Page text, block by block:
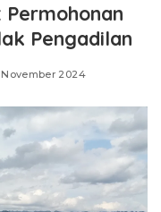
Permohonan
Pengadilan
November 2024